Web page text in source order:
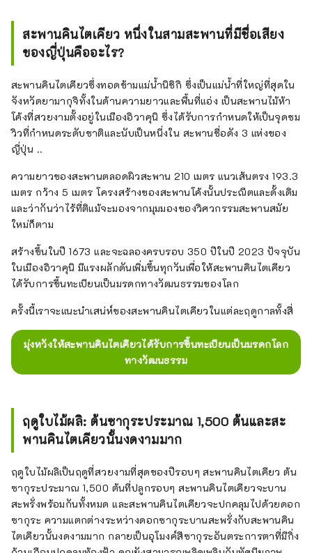
สะพานคินไตเคียว หนึ่งในสามสะพานที่มีชื่อเสียง
ของญี่ปุ่นคืออะไร?
สะพานคินไตเคียวซึ่งทอดข้ามแม่น้ำนิชิกิ ซึ่งเป็นแม่น้ำที่ใหญ่ที่สุดใน
จังหวัดยามากุจิทั้งในด้านความยาวและพื้นที่แอ่ง เป็นสะพานไม้ห้า
โค้งที่สวยงามตั้งอยู่ในเมืองอิวาคุนิ ซึ่งได้รับการกำหนดให้เป็นจุดชม
วิวที่กำหนดระดับชาติและนับเป็นหนึ่งใน สะพานชื่อดัง 3 แห่งของ
ญี่ปุ่น ..
ความยาวของสะพานตลอดผิวสะพาน 210 เมตร แนวเส้นตรง 193.3
เมตร กว้าง 5 เมตร โครงสร้างของสะพานโค้งนั้นประณีตและดั้งเดิม
และว่ากันว่าไร้ที่ติแม้จะมองจากมุมมองของวิศวกรรมสะพานสมัย
ใหม่ก็ตาม
สร้างขึ้นในปี 1673 และจะฉลองครบรอบ 350 ปีในปี 2023 ปัจจุบัน
ในเมืองอิวาคุนิ มีแรงผลักดันเพิ่มขึ้นทุกวันเพื่อให้สะพานคินไตเคียว
ได้รับการขึ้นทะเบียนเป็นมรดกทางวัฒนธรรมของโลก
ครั้งนี้เราจะแนะนำเสน่ห์ของสะพานคินไตเคียวในแต่ละฤดูกาลทั้งสี่
มุ่งหวังให้สะพานคินไตเคียวได้รับการขึ้นทะเบียนเป็นมรดกโลก
ทางวัฒนธรรม
ฤดูใบไม้ผลิ: ต้นซากุระประมาณ 1,500 ต้นและสะ
พานคินไตเคียวนั้นงดงามมาก
ฤดูใบไม้ผลิเป็นฤดูที่สวยงามที่สุดของปีรอบๆ สะพานคินไตเคียว ต้น
ซากุระประมาณ 1,500 ต้นที่ปลูกรอบๆ สะพานคินไตเคียวจะบาน
สะพรั่งพร้อมกันทั้งหมด และสะพานคินไตเคียวจะปกคลุมไปด้วยดอก
ซากุระ ความแตกต่างระหว่างดอกซากุระบานสะพรั่งกับสะพานคิน
ไตเคียวนั้นงดงามมาก กลายเป็นอุโมงค์สีซากุระอันตระการตาที่มีกิ่ง